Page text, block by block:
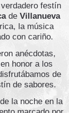
festín
de Villanueva
la música
con cariño.
anécdotas,
honor a los
de
de sabores.
la noche en la